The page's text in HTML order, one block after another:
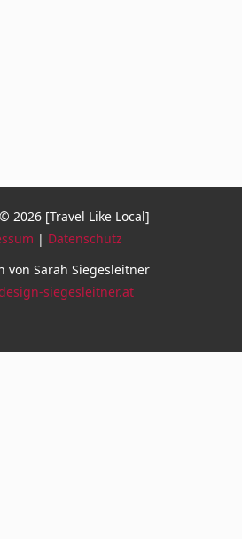
2026 [Travel Like Local]
| Datenschutz
von Sarah Siegesleitner
siegesleitner.at